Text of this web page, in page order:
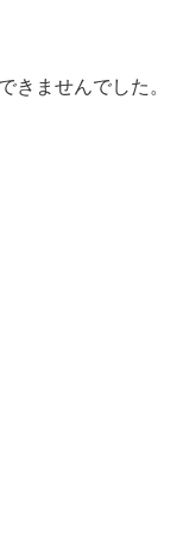
きませんでした。